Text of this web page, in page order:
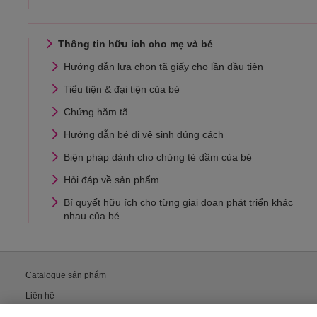
Thông tin hữu ích cho mẹ và bé
Hướng dẫn lựa chọn tã giấy cho lần đầu tiên
Tiểu tiện & đại tiện của bé
Chứng hăm tã
Hướng dẫn bé đi vệ sinh đúng cách
Biện pháp dành cho chứng tè dầm của bé
Hỏi đáp về sản phẩm
Bí quyết hữu ích cho từng giai đoạn phát triển khác
nhau của bé
Catalogue sản phẩm
Liên hệ